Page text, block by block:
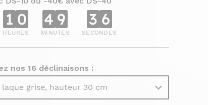
1 0
HEURES
4 9
MINUTES
3 5
SECONDES
nos 16 déclinaisons :
grise, hauteur 30 cm